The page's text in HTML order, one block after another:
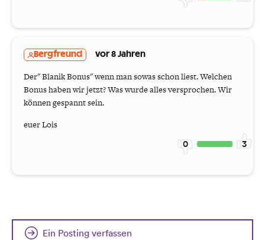
Bergfreund vor 8 Jahren
Der" Blanik Bonus" wenn man sowas schon liest. Welchen
Bonus haben wir jetzt? Was wurde alles versprochen. Wir
können gespannt sein.
euer Lois
0 3
Ein Posting verfassen